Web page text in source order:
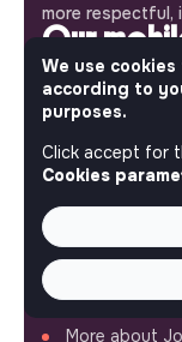
more respectful,
Our
Get jobs that
miss an
iPhone
ABOUT
More about
We use
according to
purposes.
Click accept for
Cookies